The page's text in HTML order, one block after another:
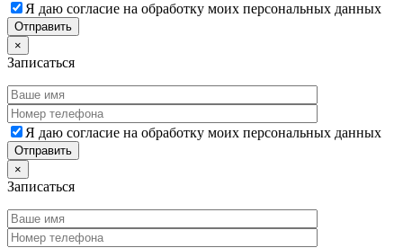
Я даю согласие на обработку моих персональных данных
×
Записаться
Я даю согласие на обработку моих персональных данных
×
Записаться